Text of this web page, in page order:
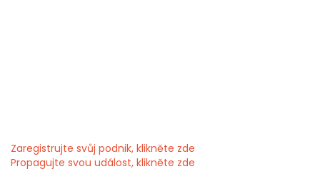
Zaregistrujte svůj podnik, klikněte zde
Propagujte svou událost, klikněte zde